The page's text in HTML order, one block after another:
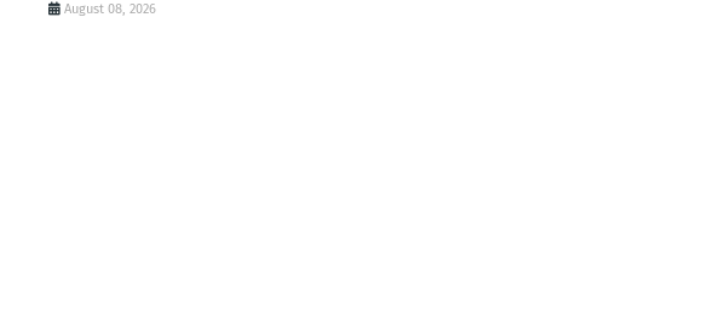
August 08, 2026